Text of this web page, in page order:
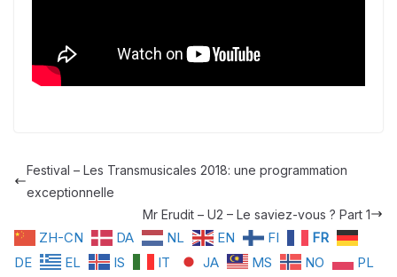
Festival – Les Transmusicales 2018: une programmation
exceptionnelle
Mr Erudit – U2 – Le saviez-vous ? Part 1
ZH-CN DA NL EN FI
FR
DE
EL IS IT JA MS NO
PL